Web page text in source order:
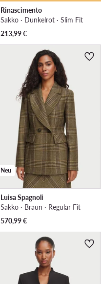
Rinascimento
Sakko · Dunkelrot · Slim Fit
213,99€
Neu
Luisa Spagnoli
Sakko · Braun · Regular Fit
570,99€